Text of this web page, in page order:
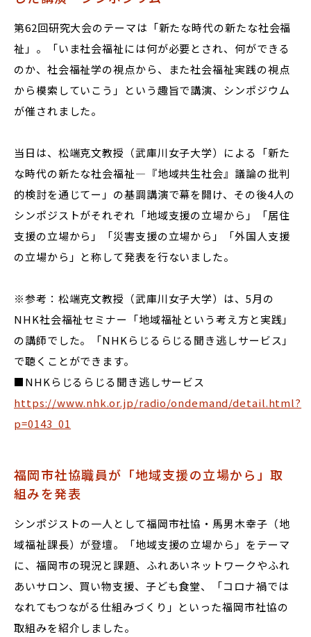
第62回研究大会のテーマは「新たな時代の新たな社会福
祉」。「いま社会福祉には何が必要とされ、何ができる
のか、社会福祉学の視点から、また社会福祉実践の視点
から模索していこう」という趣旨で講演、シンポジウム
が催されました。
当日は、松端克文教授（武庫川女子大学）による「新た
な時代の新たな社会福祉―『地域共生社会』議論の批判
的検討を通じてー」の基調講演で幕を開け、その後4人の
シンポジストがそれぞれ「地域支援の立場から」「居住
支援の立場から」「災害支援の立場から」「外国人支援
の立場から」と称して発表を行ないました。
※参考：松端克文教授（武庫川女子大学）は、5月の
NHK社会福祉セミナー「地域福祉という考え方と実践」
の講師でした。「NHKらじるらじる聞き逃しサービス」
で聴くことができます。
■NHKらじるらじる聞き逃しサービス
https://www.nhk.or.jp/radio/ondemand/detail.html?
p=0143_01
福岡市社協職員が「地域支援の立場から」取
組みを発表
シンポジストの一人として福岡市社協・馬男木幸子（地
域福祉課長）が登壇。「地域支援の立場から」をテーマ
に、福岡市の現況と課題、ふれあいネットワークやふれ
あいサロン、買い物支援、子ども食堂、「コロナ禍では
なれてもつながる仕組みづくり」といった福岡市社協の
取組みを紹介しました。